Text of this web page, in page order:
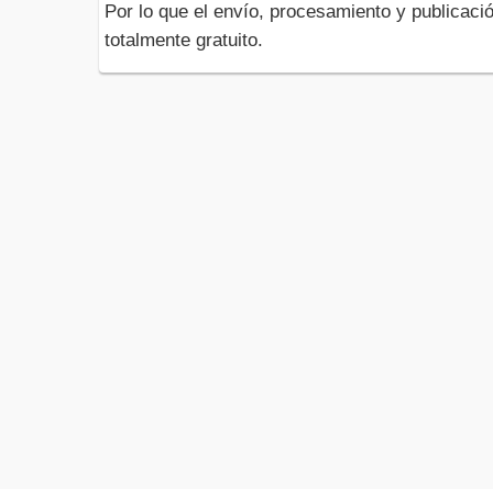
Por lo que el envío, procesamiento y
totalmente gratuito.